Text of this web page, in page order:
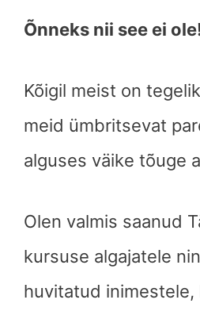
Õnneks nii see ei
Kõigil meist on
meid ümbritsevat
alguses väike tõuge
Olen valmis saanud
kursuse algajatele
huvitatud inimestele,